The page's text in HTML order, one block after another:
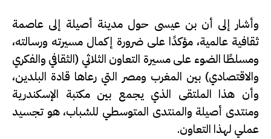
وأشار إلى أن بن عيسى حول مدينة أصيلة إلى عاصمة
ثقافية عالمية، مؤكدًا على ضرورة إكمال مسيرته ورسالته،
ومسلطًا الضوء على مسيرة التعاون الثلاثي (الثقافي والفكري
والاقتصادي) بين المغرب ومصر التي رعاها قادة البلدين،
وأن هذا الملتقى الذي يجمع بين مكتبة الإسكندرية
ومنتدى أصيلة والمنتدى المتوسطي للشباب، هو تجسيد
عملي لهذا التعاون.